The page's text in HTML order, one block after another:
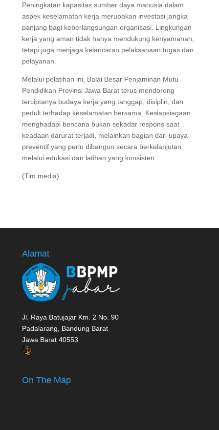
Peningkatan kapasitas sumber daya manusia dalam
aspek keselamatan kerja merupakan investasi jangka
panjang bagi keberlangsungan organisasi. Lingkungan
kerja yang aman tidak hanya mendukung kenyamanan,
tetapi juga menjaga kelancaran pelaksanaan tugas dan
pelayanan.
Melalui pelatihan ini, Balai Besar Penjaminan Mutu
Pendidikan Provinsi Jawa Barat terus mendorong
terciptanya budaya kerja yang tanggap, disiplin, dan
peduli terhadap keselamatan bersama. Kesiapsiagaan
menghadapi bencana bukan sekadar respons saat
keadaan darurat terjadi, melainkan bagian dari upaya
preventif yang perlu dibangun secara berkelanjutan
melalui edukasi dan latihan yang konsisten.
(Tim media)
Alamat
Jl. Raya Batujajar Km. 2 No. 90
Padalarang, Bandung Barat
Jawa Barat 40553
On The Map